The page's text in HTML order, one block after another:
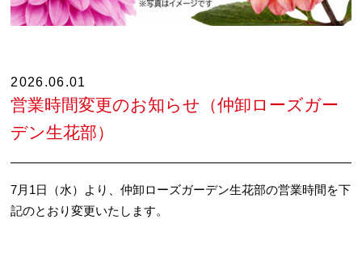
2026.06.01
営業時間変更のお知らせ（仲卸ローズガー
デン生花部）
7月1日（水）より、仲卸ローズガーデン生花部の営業時間を下
記のとおり変更いたします。